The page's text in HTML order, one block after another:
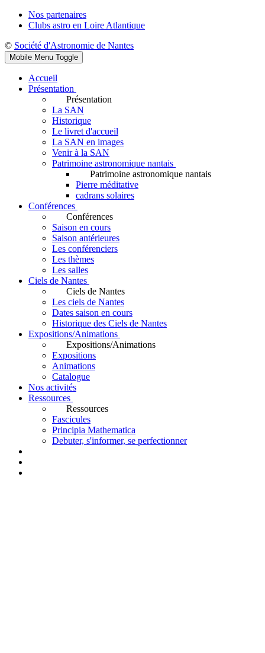
Nos partenaires
Clubs astro en Loire Atlantique
© Société d'Astronomie de Nantes
Mobile Menu Toggle
Accueil
Présentation
Présentation
La SAN
Historique
Le livret d'accueil
La SAN en images
Venir à la SAN
Patrimoine astronomique nantais
Patrimoine astronomique nantais
Pierre méditative
cadrans solaires
Conférences
Conférences
Saison en cours
Saison antérieures
Les conférenciers
Les thèmes
Les salles
Ciels de Nantes
Ciels de Nantes
Les ciels de Nantes
Dates saison en cours
Historique des Ciels de Nantes
Expositions/Animations
Expositions/Animations
Expositions
Animations
Catalogue
Nos activités
Ressources
Ressources
Fascicules
Principia Mathematica
Debuter, s'informer, se perfectionner